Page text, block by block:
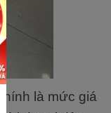
là mức giá